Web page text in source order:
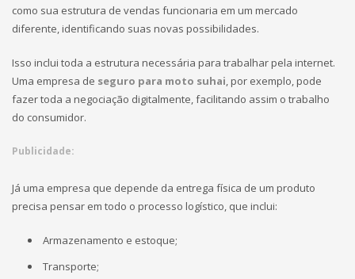
como sua estrutura de vendas funcionaria em um mercado
diferente, identificando suas novas possibilidades.
Isso inclui toda a estrutura necessária para trabalhar pela internet.
Uma empresa de seguro para moto suhai, por exemplo, pode
fazer toda a negociação digitalmente, facilitando assim o trabalho
do consumidor.
Publicidade:
Já uma empresa que depende da entrega física de um produto
precisa pensar em todo o processo logístico, que inclui:
Armazenamento e estoque;
Transporte;